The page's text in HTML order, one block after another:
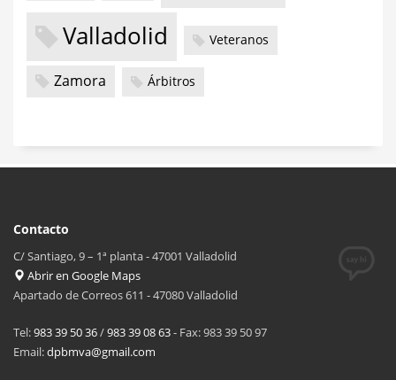
Valladolid Veteranos
Zamora Árbitros
Contacto
C/ Santiago, 9 – 1ª planta - 47001 Valladolid
Abrir en Google Maps
Apartado de Correos 611 - 47080 Valladolid
Tel:983 39 50 36/983 39 08 63- Fax: 983 39 50 97
Email:dpbmva@gmail.com